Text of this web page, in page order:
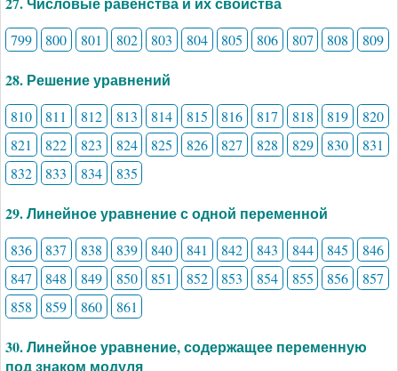
799 800 801 802 803 804 805 806 807 808 809
28. Решение уравнений
810 811 812 813 814 815 816 817 818 819
820
821
822 823 824 825 826 827 828 829 830
831
832
833 834 835
29. Линейное уравнение с одной переменной
836 837 838 839 840 841 842 843 844 845
846
847
848 849 850 851 852 853 854 855 856
857
858
859 860 861
30. Линейное уравнение, содержащее переменную
под знаком модуля